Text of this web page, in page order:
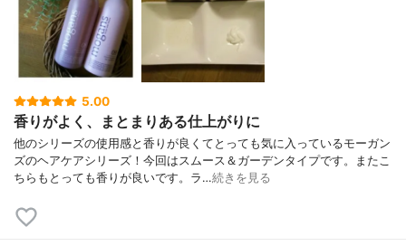
5.00
香りがよく、まとまりある仕上がりに
他のシリーズの使用感と香りが良くてとっても気に入っているモーガン
ズのヘアケアシリーズ！今回はスムース＆ガーデンタイプです。またこ
ちらもとっても香りが良いです。ラ…続きを見る